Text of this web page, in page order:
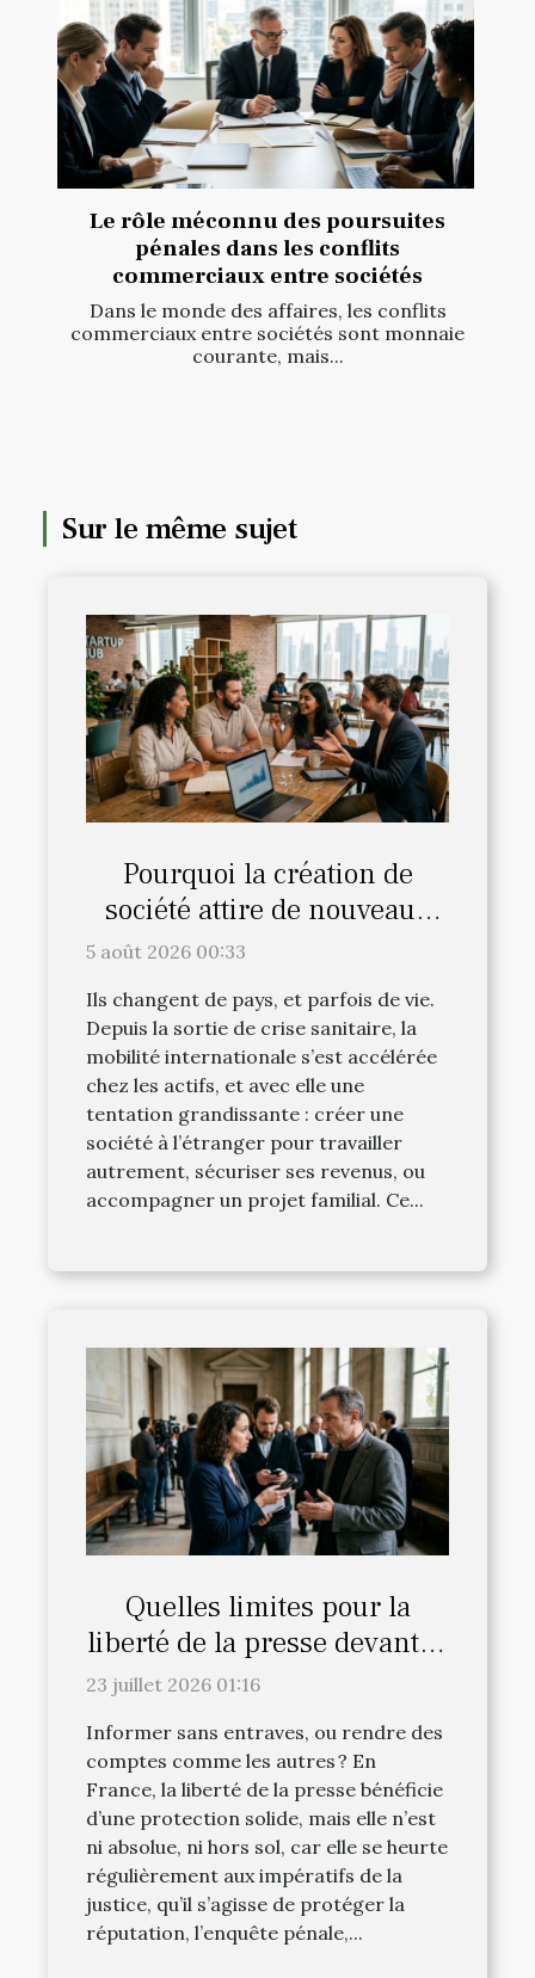
Le rôle méconnu des poursuites
pénales dans les conflits
commerciaux entre sociétés
Dans le monde des affaires, les conflits
commerciaux entre sociétés sont monnaie
courante, mais...
Sur le même sujet
Pourquoi la création de
société attire de nouveaux
profils d’expatriés
5 août 2026 00:33
Ils changent de pays, et parfois de vie.
Depuis la sortie de crise sanitaire, la
mobilité internationale s’est accélérée
chez les actifs, et avec elle une
tentation grandissante : créer une
société à l’étranger pour travailler
autrement, sécuriser ses revenus, ou
accompagner un projet familial. Ce...
Quelles limites pour la
liberté de la presse devant la
justice française ?
23 juillet 2026 01:16
Informer sans entraves, ou rendre des
comptes comme les autres ? En
France, la liberté de la presse bénéficie
d’une protection solide, mais elle n’est
ni absolue, ni hors sol, car elle se heurte
régulièrement aux impératifs de la
justice, qu’il s’agisse de protéger la
réputation, l’enquête pénale,...